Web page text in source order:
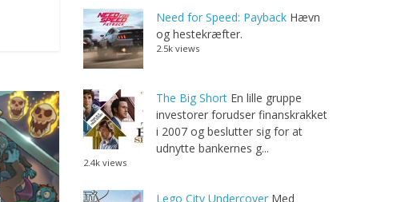
Need for Speed: Payback Hævn
og hestekræfter.
2.5k views
The Big Short En lille gruppe
investorer forudser finanskrakket
i 2007 og beslutter sig for at
udnytte bankernes g...
2.4k views
Lego City Undercover Med